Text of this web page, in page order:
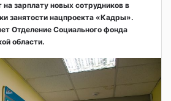
зарплату новых сотрудников в
занятости нацпроекта «Кадры».
Отделение Социального фонда
области.